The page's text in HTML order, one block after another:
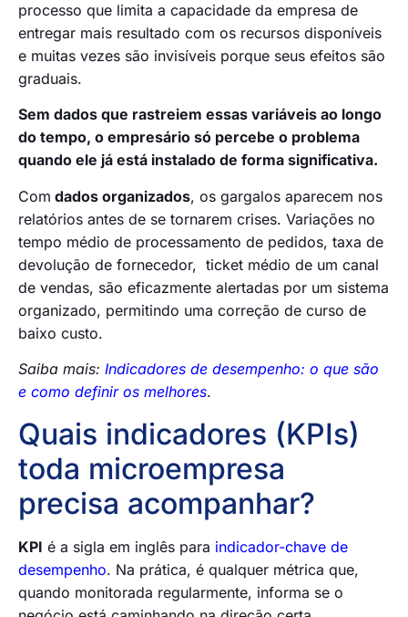
processo que limita a capacidade da empresa de
entregar mais resultado com os recursos disponíveis
e muitas vezes são invisíveis porque seus efeitos são
graduais.
Sem dados que rastreiem essas variáveis ao longo
do tempo, o empresário só percebe o problema
quando ele já está instalado de forma significativa.
Com dados organizados, os gargalos aparecem nos
relatórios antes de se tornarem crises. Variações no
tempo médio de processamento de pedidos, taxa de
devolução de fornecedor, ticket médio de um canal
de vendas, são eficazmente alertadas por um sistema
organizado, permitindo uma correção de curso de
baixo custo.
Saiba mais: Indicadores de desempenho: o que são
e como definir os melhores.
Quais indicadores (KPIs)
toda microempresa
precisa acompanhar?
KPI é a sigla em inglês para indicador-chave de
desempenho. Na prática, é qualquer métrica que,
quando monitorada regularmente, informa se o